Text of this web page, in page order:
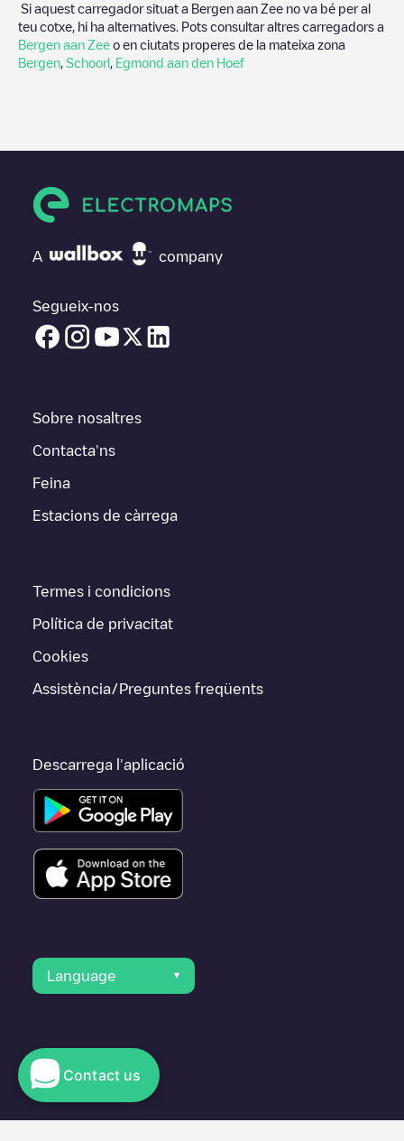
Si aquest carregador situat a Bergen aan Zee no va bé per al
teu cotxe, hi ha alternatives. Pots consultar altres carregadors a
Bergen aan Zee o en ciutats properes de la mateixa zona
Bergen Schoorl Egmond aan den Hoef
A company
Segueix-nos
Sobre nosaltres
Contacta'ns
Feina
Estacions de càrrega
Termes i condicions
Política de privacitat
Cookies
Assistència/Preguntes freqüents
Descarrega l'aplicació
Language
© 2023 Electromaps
Contact us